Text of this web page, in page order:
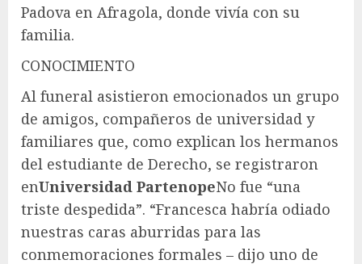
Padova en Afragola, donde vivía con su
familia.
CONOCIMIENTO
Al funeral asistieron emocionados un grupo
de amigos, compañeros de universidad y
familiares que, como explican los hermanos
del estudiante de Derecho, se registraron
enUniversidad PartenopeNo fue “una
triste despedida”. “Francesca habría odiado
nuestras caras aburridas para las
conmemoraciones formales – dijo uno de